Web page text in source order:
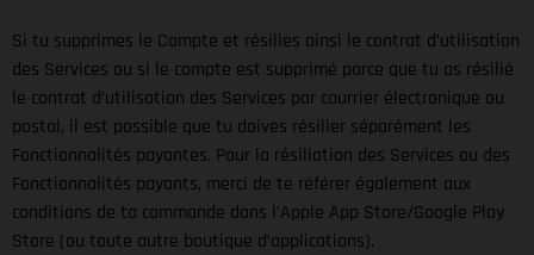
Si tu supprimes le Compte et résilies ainsi le contrat d’utilisation
des Services ou si le compte est supprimé parce que tu as résilié
le contrat d’utilisation des Services par courrier électronique ou
postal, il est possible que tu doives résilier séparément les
Fonctionnalités payantes. Pour la résiliation des Services ou des
Fonctionnalités payants, merci de te référer également aux
conditions de ta commande dans l’Apple App Store/Google Play
Store (ou toute autre boutique d’applications).